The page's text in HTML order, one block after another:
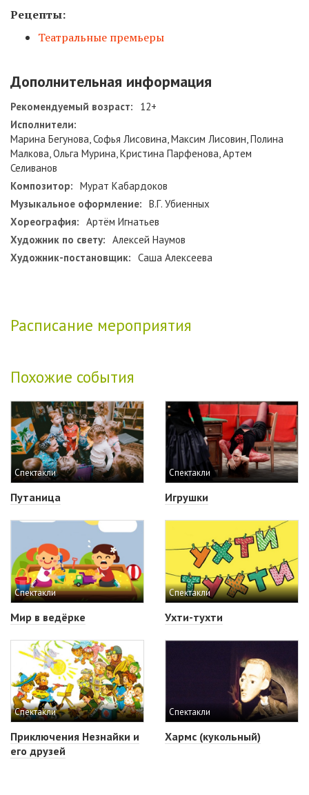
Рецепты:
Театральные премьеры
Дополнительная информация
Рекомендуемый возраст:
12+
Исполнители:
Марина Бегунова, Софья Лисовина, Максим Лисовин, Полина
Малкова, Ольга Мурина, Кристина Парфенова, Артем
Селиванов
Композитор: Мурат Кабардоков
Музыкальное оформление: В.Г. Убиенных
Хореография: Артём Игнатьев
Художник по свету: Алексей Наумов
Художник-постановщик: Саша Алексеева
Расписание мероприятия
Похожие события
Спектакли
Путаница
Спектакли
Игрушки
Спектакли
Мир в ведёрке
Спектакли
Ухти-тухти
Спектакли
Приключения Незнайки и
его друзей
Спектакли
Хармс (кукольный)